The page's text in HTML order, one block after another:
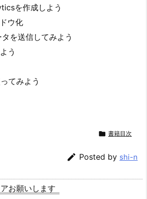
を作成しよう
ウ化
を送信してみよう
う
てみよう
 書籍目次
 Posted by shi-n
お願いします